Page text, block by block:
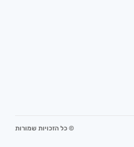
© כל הזכויות שמורות